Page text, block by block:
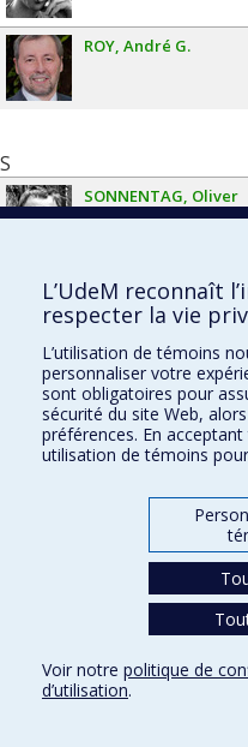
ROY André G.
S
SONNENTAG Oliver
TALBOT Julie
Luna
Département de
Complexe des sciences
1375 Avenue Thérèse-Lavoie-Roux
L’UdeM reconnaît
respecter la vie
L’utilisation de témoins
personnaliser votre
sont obligatoires pour
sécurité du site Web,
préférences. En
utilisation de témoins
Voir notre politique de
d’utilisation.